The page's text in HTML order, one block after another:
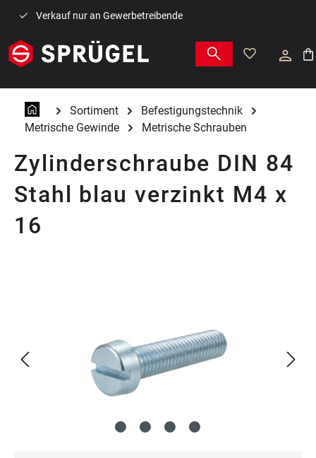
Zum Hauptinhalt springen
Verkauf nur an Gewerbetreibende
Sortiment
Befestigungstechnik
Metrische Gewinde
Metrische Schrauben
Zylinderschraube DIN 84
Stahl blau verzinkt M4 x
16